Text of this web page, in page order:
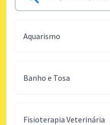
Aquarismo
Banho e Tosa
Fisioterapia Veterinária